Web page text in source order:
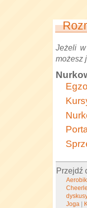
Jeżeli
możesz
Przejdź
Aerobik
Joga